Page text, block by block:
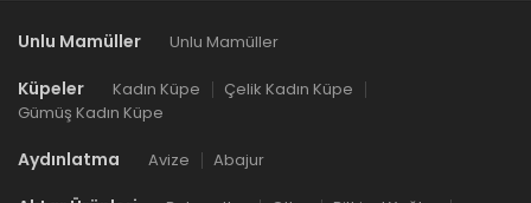
Unlu Mamüller Unlu Mamüller
Küpeler Kadın Küpe
Çelik Kadın Küpe
Gümüş Kadın Küpe
Aydınlatma Avize Abajur